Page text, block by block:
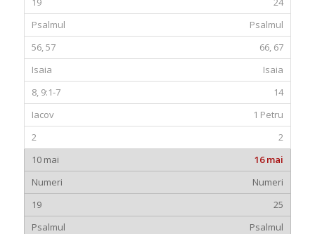
Psalmul
66, 67
Isaia
14
1 Petru
2
16 mai
Numeri
25
Psalmul